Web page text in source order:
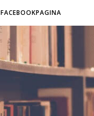
FACEBOOKPAGINA